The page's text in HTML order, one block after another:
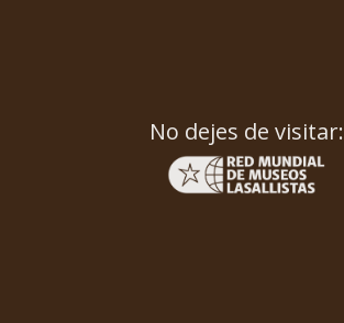
No dejes de visitar: